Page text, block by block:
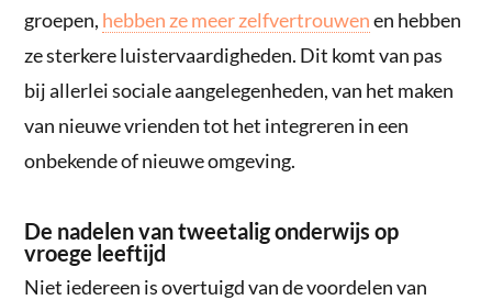
groepen, hebben ze meer zelfvertrouwenen hebben
ze sterkere luistervaardigheden. Dit komt van pas
bij allerlei sociale aangelegenheden, van het maken
van nieuwe vrienden tot het integreren in een
onbekende of nieuwe omgeving.
De nadelen van tweetalig onderwijs op
vroege leeftijd
Niet iedereen is overtuigd van de voordelen van